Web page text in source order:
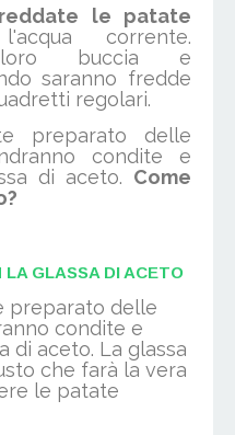
le patate
corrente.
buccia e
saranno fredde
regolari.
preparato delle
condite e
di aceto. Come
LA GLASSA DI ACETO
preparato delle
condite e
di aceto. La glassa
che farà la vera
le patate